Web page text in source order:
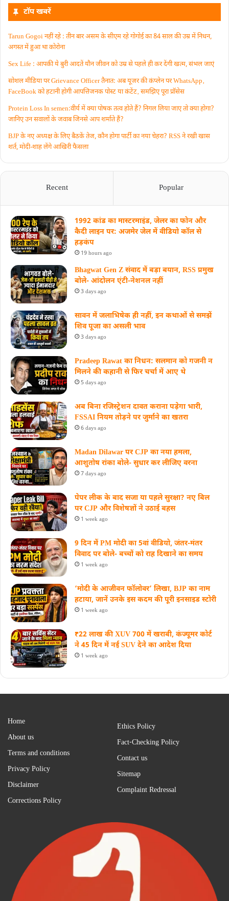
टॉप खबरें
Tarun Gogoi नहीं रहे : तीन बार असम के सीएम रहे गोगोई का 84 साल की उम्र में निधन,
अगस्त में हुआ था कोरोना
Sex Life : आपकी ये बुरी आदतें याैन जीवन को उम्र से पहले ही कर देंगी खत्म, संभल जाएं
सोशल मीडिया पर Grievance Officer तैनात: अब यूजर की कंप्लेन पर WhatsApp‚
FaceBook को हटानी होगी आपत्तिजनक पोस्ट या कंटेंट‚ समझिए पूरा प्रॉसेस
Protein Loss In semen:वीर्य में क्या पोषक तत्व होते हैं? निगल लिया जाए तो क्या होगा?
जानिए उन सवालों के जवाब जिनसे आप शर्माते हैं?
BJP के नए अध्यक्ष के लिए बैठकें तेज, कौन होगा पार्टी का नया चेहरा? RSS ने रखी खास
शर्त, मोदी-शाह लेंगे आखिरी फैसला
Recent Popular
1992 कांड का मास्टरमाइंड, जेलर का फोन और
कैदी लाइन पर: अजमेर जेल में वीडियो कॉल से
हड़कंप
19 hours ago
Bhagwat Gen Z संवाद में बड़ा बयान, RSS प्रमुख
बोले- आंदोलन एंटी-नेशनल नहीं
3 days ago
सावन में जलाभिषेक ही नहीं, इन कथाओं से समझें
शिव पूजा का असली भाव
3 days ago
Pradeep Rawat का निधन: सलमान को गजनी न
मिलने की कहानी से फिर चर्चा में आए थे
5 days ago
अब बिना रजिस्ट्रेशन दावत कराना पड़ेगा भारी,
FSSAI नियम तोड़ने पर जुर्माने का खतरा
6 days ago
Madan Dilawar पर CJP का नया हमला,
आशुतोष रांका बोले- सुधार कर लीजिए वरना
7 days ago
पेपर लीक के बाद सजा या पहले सुरक्षा? नए बिल
पर CJP और विशेषज्ञों ने उठाई बहस
1 week ago
9 दिन में PM मोदी का 5वां वीडियो, जंतर-मंतर
विवाद पर बोले- बच्चों को राह दिखाने का समय
1 week ago
‘मोदी के आजीवन फॉलोवर’ लिखा, BJP का नाम
हटाया, जानें उनके इस कदम की पूरी इनसाइड स्‍टोरी
1 week ago
₹22 लाख की XUV 700 में खराबी, कंज्यूमर कोर्ट
ने 45 दिन में नई SUV देने का आदेश दिया
1 week ago
Home
About us
Terms and conditions
Privacy Policy
Disclaimer
Corrections Policy
Ethics Policy
Fact-Checking Policy
Contact us
Sitemap
Complaint Redressal